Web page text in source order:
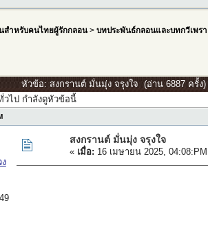
ำหรับคนไทยผู้รักกลอน> บทประพันธ์กลอนและบทกวีเพรา
หัวข้อ: สงกรานต์ มั่นมุ่ง จรุงใจ (อ่าน 6887 ครั้ง)
ไป กำลังดูหัวข้อนี้
สงกรานต์ มั่นมุ่ง จรุงใจ
« เมื่อ: 16 เมษายน 2025,